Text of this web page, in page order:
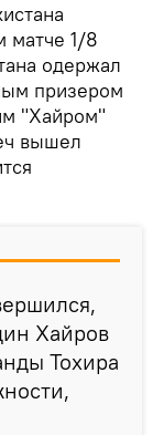
матче 1/8
одержал
призером
"Хайром"
вышел
Хайров
Тохира